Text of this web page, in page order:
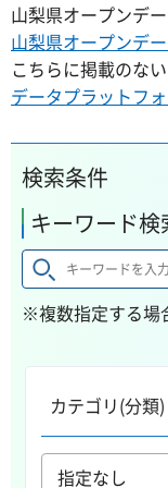
山梨県オープンデ
山梨県オープンデ
こちらに掲載のな
データプラットフ
検索条件
キーワード検
※複数指定する場
カテゴリ(分類)